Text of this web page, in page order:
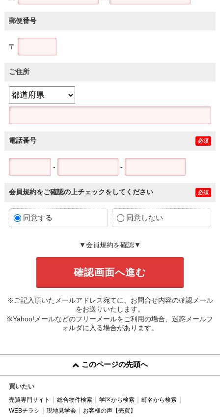
郵便番号
〒
ご住所
電話番号 必須
- -
会員規約をご確認の上チェックをしてください 必須
同意する 同意しない
▼会員規約を確認▼
※ご記入頂いたメールアドレス宛てに、お問合せ内容の確認メール
をお送りいたします。
※Yahoo!メールなどのフリーメールをご利用の場合、迷惑メールフ
ォルダに入る場合があります。
このページの先頭へ
買いたい
売買専門サイト 総合物件検索 学区から検索
町名から検索
WEBチラシ
現地見学会 お客様の声【売買】